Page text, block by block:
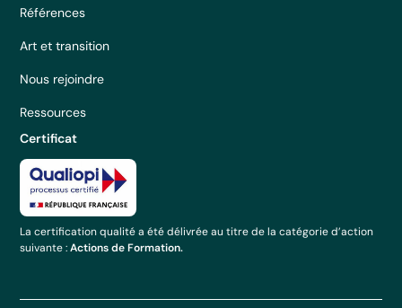
Références
Art et transition
Nous rejoindre
Ressources
Certificat
La certification qualité a été délivrée au titre de la catégorie d’action
suivante :Actions de Formation.